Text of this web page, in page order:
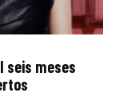
seis meses